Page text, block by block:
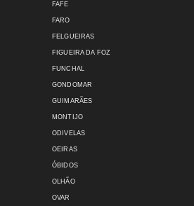
FAFE
FARO
FELGUEIRAS
FIGUEIRA DA FOZ
FUNCHAL
GONDOMAR
GUIMARÃES
MONTIJO
ODIVELAS
OEIRAS
ÓBIDOS
OLHÃO
OVAR